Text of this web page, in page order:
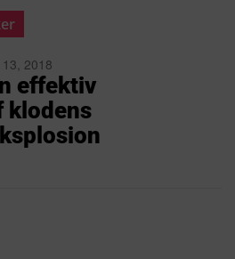
2018
effektiv
klodens